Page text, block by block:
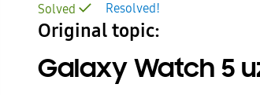
Resolved!
Solved
Original topic:
Galaxy Watch 5